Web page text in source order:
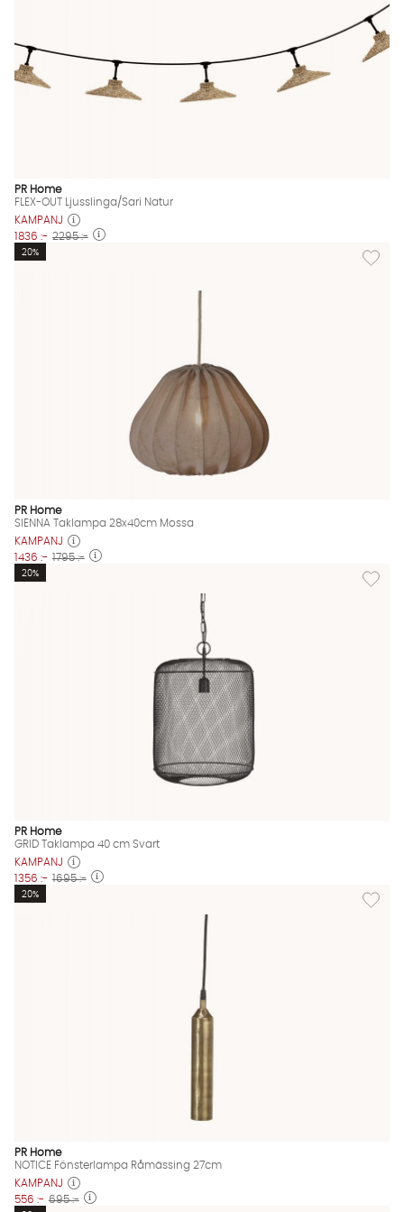
PR Home
FLEX-OUT Ljusslinga/Sari Natur
KAMPANJ
1836 :- 2295 :-
Lägg
20%
PR Home
SIENNA Taklampa 28x40cm Mossa
KAMPANJ
1436 :- 1795 :-
Lägg
20%
PR Home
GRID Taklampa 40 cm Svart
KAMPANJ
1356 :- 1695 :-
Lägg
20%
PR Home
NOTICE Fönsterlampa Råmässing 27cm
KAMPANJ
556 :- 695 :-